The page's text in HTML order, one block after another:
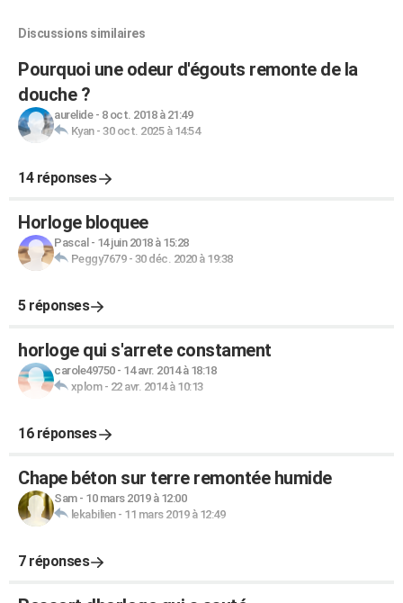
Discussions similaires
Pourquoi une odeur d'égouts remonte de la
douche ?
aurelide- 8 oct. 2018 à 21:49
Kyan- 30 oct. 2025 à 14:54
14 réponses
Horloge bloquee
Pascal - 14 juin 2018 à 15:28
Peggy7679- 30 déc. 2020 à 19:38
5 réponses
horloge qui s'arrete constament
carole49750- 14 avr. 2014 à 18:18
xplom- 22 avr. 2014 à 10:13
16 réponses
Chape béton sur terre remontée humide
Sam- 10 mars 2019 à 12:00
lekabilien- 11 mars 2019 à 12:49
7 réponses